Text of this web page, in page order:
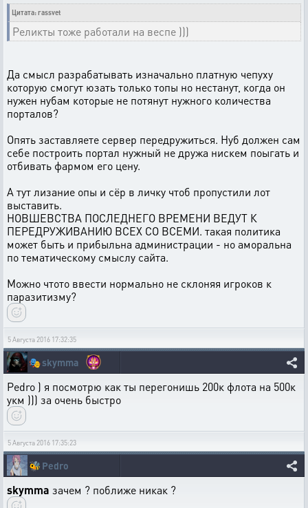
Цитата: rassvet
Реликты тоже работали на веспе )))
Да смысл разрабатывать изначально платную чепуху
которую смогут юзать только топы но нестанут, когда он
нужен нубам которые не потянут нужного количества
порталов?
Опять заставляете сервер передружиться. Нуб должен сам
себе построить портал нужный не дружа нискем поыгать и
отбивать фармом его цену.
А тут лизание опы и сёр в личку чтоб пропустили лот
выставить.
НОВШЕВСТВА ПОСЛЕДНЕГО ВРЕМЕНИ ВЕДУТ К
ПЕРЕДРУЖИВАНИЮ ВСЕХ СО ВСЕМИ. такая политика
может быть и прибыльна администрации - но аморальна
по тематическому смыслу сайта.
Можно чтото ввести нормально не склоняя игроков к
паразитизму?
5 Августа 2016 17:32:35
🎭skymma
Pedro ) я посмотрю как ты перегонишь 200к флота на 500к
укм ))) за очень быстро
5 Августа 2016 17:35:23
🐝 Pedro
skymma зачем ? поближе никак ?